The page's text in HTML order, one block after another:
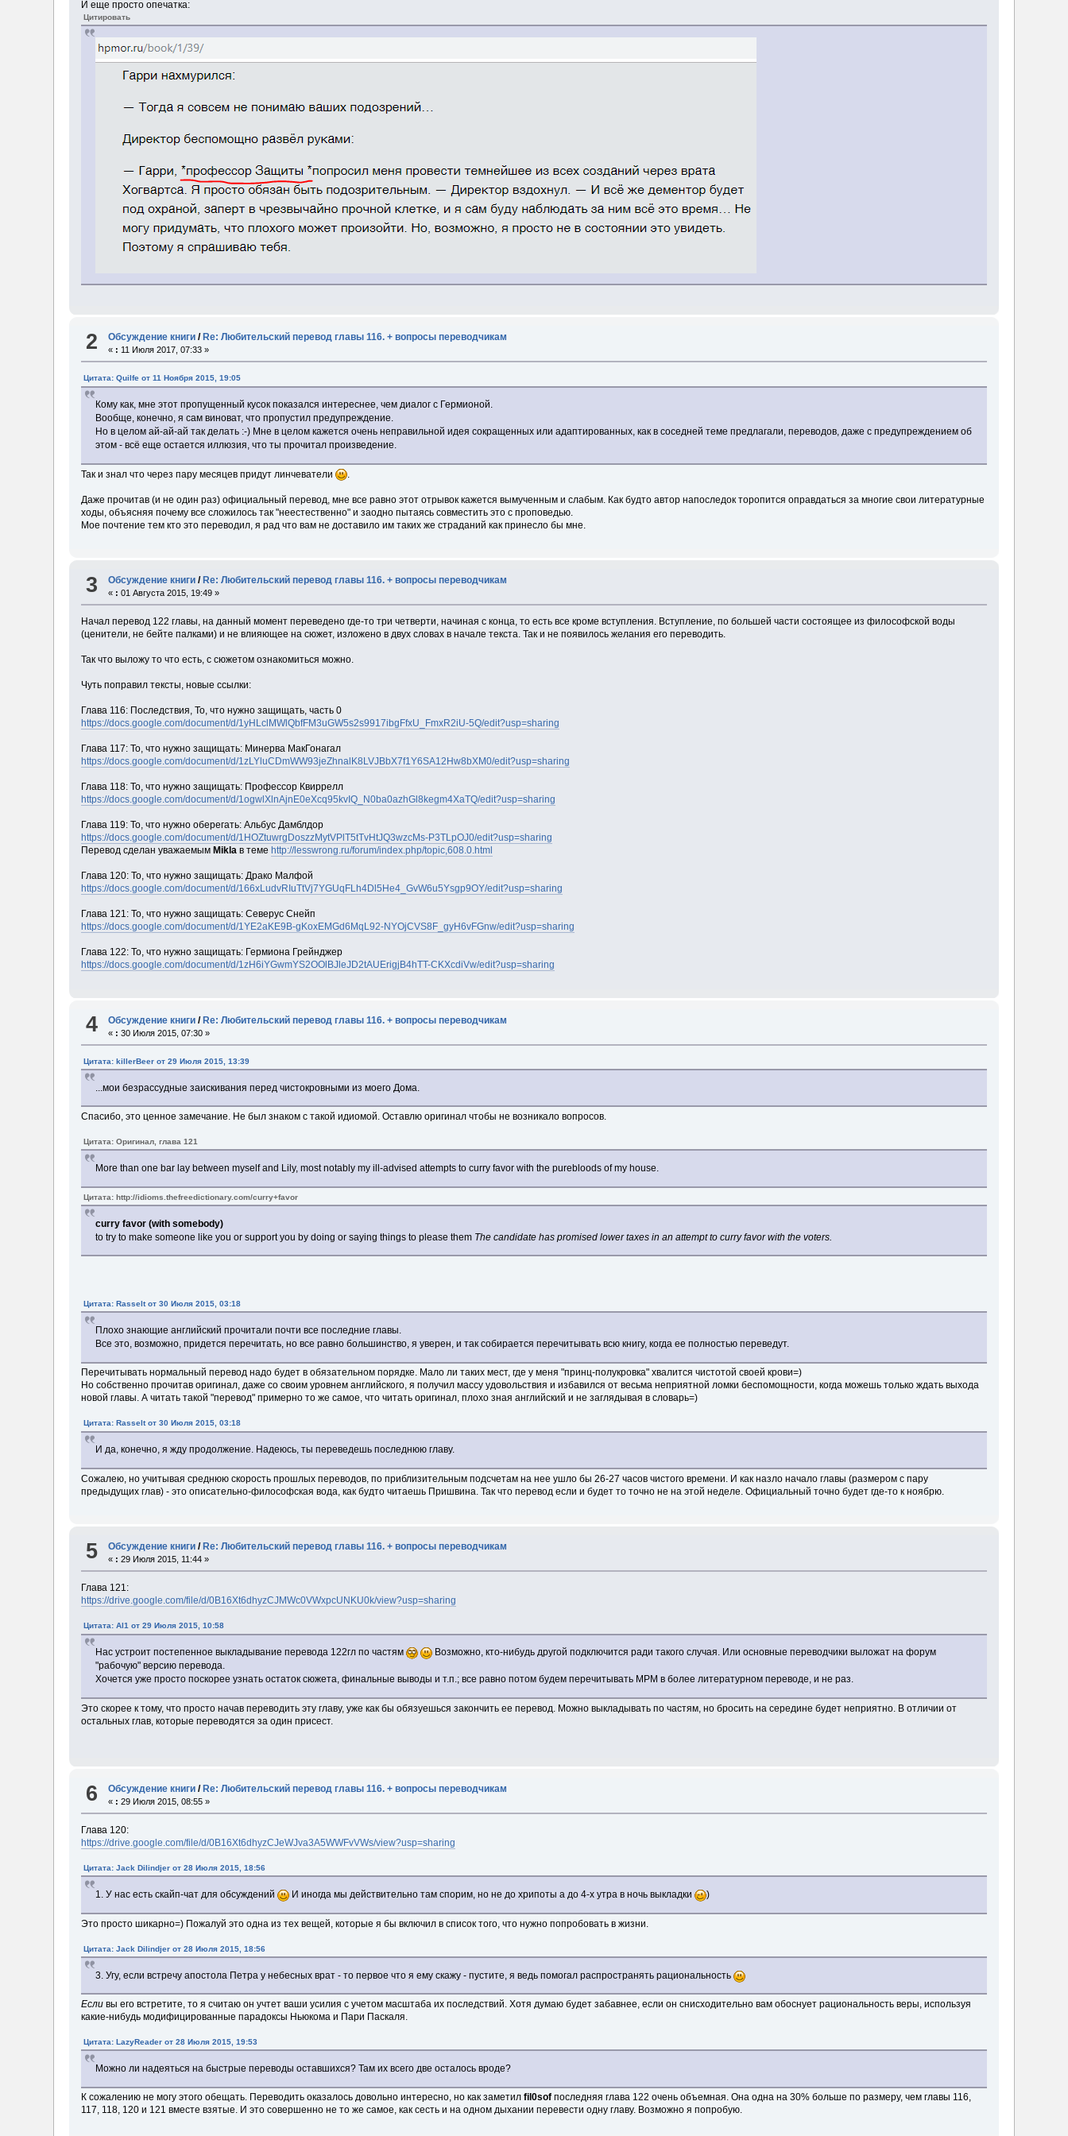
И еще просто опечатка:
Цитировать
2 Обсуждение книги / Re: Любительский перевод главы 116. + вопросы переводчикам
« : 11 Июля 2017, 07:33 »
Цитата: Quilfe от 11 Ноября 2015, 19:05
Кому как, мне этот пропущенный кусок показался интереснее, чем диалог с Гермионой.
Вообще, конечно, я сам виноват, что пропустил предупреждение.
Но в целом ай-ай-ай так делать :-) Мне в целом кажется очень неправильной идея сокращенных или адаптированных, как в соседней теме предлагали, переводов, даже с предупреждением об
этом - всё еще остается иллюзия, что ты прочитал произведение.
Так и знал что через пару месяцев придут линчеватели .
Даже прочитав (и не один раз) официальный перевод, мне все равно этот отрывок кажется вымученным и слабым. Как будто автор напоследок торопится оправдаться за многие свои литературные
ходы, объясняя почему все сложилось так "неестественно" и заодно пытаясь совместить это с проповедью.
Мое почтение тем кто это переводил, я рад что вам не доставило им таких же страданий как принесло бы мне.
3 Обсуждение книги / Re: Любительский перевод главы 116. + вопросы переводчикам
« : 01 Августа 2015, 19:49 »
Начал перевод 122 главы, на данный момент переведено где-то три четверти, начиная с конца, то есть все кроме вступления. Вступление, по большей части состоящее из философской воды
(ценители, не бейте палками) и не влияющее на сюжет, изложено в двух словах в начале текста. Так и не появилось желания его переводить.
Так что выложу то что есть, с сюжетом ознакомиться можно.
Чуть поправил тексты, новые ссылки:
Глава 116: Последствия, То, что нужно защищать, часть 0
https://docs.google.com/document/d/1yHLclMWlQbfFM3uGW5s2s9917ibgFfxU_FmxR2iU-5Q/edit?usp=sharing
Глава 117: То, что нужно защищать: Минерва МакГонагал
https://docs.google.com/document/d/1zLYluCDmWW93jeZhnalK8LVJBbX7f1Y6SA12Hw8bXM0/edit?usp=sharing
Глава 118: То, что нужно защищать: Профессор Квиррелл
https://docs.google.com/document/d/1ogwlXlnAjnE0eXcq95kvIQ_N0ba0azhGl8kegm4XaTQ/edit?usp=sharing
Глава 119: То, что нужно оберегать: Альбус Дамблдор
https://docs.google.com/document/d/1HOZtuwrgDoszzMytVPlT5tTvHtJQ3wzcMs-P3TLpOJ0/edit?usp=sharing
Перевод сделан уважаемым Mikla в теме http://lesswrong.ru/forum/index.php/topic,608.0.html
Глава 120: То, что нужно защищать: Драко Малфой
https://docs.google.com/document/d/166xLudvRIuTtVj7YGUqFLh4Dl5He4_GvW6u5Ysgp9OY/edit?usp=sharing
Глава 121: То, что нужно защищать: Северус Снейп
https://docs.google.com/document/d/1YE2aKE9B-gKoxEMGd6MqL92-NYOjCVS8F_gyH6vFGnw/edit?usp=sharing
Глава 122: То, что нужно защищать: Гермиона Грейнджер
https://docs.google.com/document/d/1zH6iYGwmYS2OOlBJleJD2tAUErigjB4hTT-CKXcdiVw/edit?usp=sharing
4 Обсуждение книги /Re: Любительский перевод главы 116. + вопросы переводчикам
« : 30 Июля 2015, 07:30 »
Цитата: killerBeer от 29 Июля 2015, 13:39
...мои безрассудные заискивания перед чистокровными из моего Дома.
Спасибо, это ценное замечание. Не был знаком с такой идиомой. Оставлю оригинал чтобы не возникало вопросов.
Цитата: Оригинал, глава 121
More than one bar lay between myself and Lily, most notably my ill-advised attempts to curry favor with the purebloods of my house.
Цитата: http://idioms.thefreedictionary.com/curry+favor
curry favor (with somebody)
to try to make someone like you or support you by doing or saying things to please them The candidate has promised lower taxes in an attempt to curry favor with the voters.
Цитата: Rasselt от 30 Июля 2015, 03:18
Плохо знающие английский прочитали почти все последние главы.
Все это, возможно, придется перечитать, но все равно большинство, я уверен, и так собирается перечитывать всю книгу, когда ее полностью переведут.
Перечитывать нормальный перевод надо будет в обязательном порядке. Мало ли таких мест, где у меня "принц-полукровка" хвалится чистотой своей крови=)
Но собственно прочитав оригинал, даже со своим уровнем английского, я получил массу удовольствия и избавился от весьма неприятной ломки беспомощности, когда можешь только ждать выхода
новой главы. А читать такой "перевод" примерно то же самое, что читать оригинал, плохо зная английский и не заглядывая в словарь=)
Цитата: Rasselt от 30 Июля 2015, 03:18
И да, конечно, я жду продолжение. Надеюсь, ты переведешь последнюю главу.
Сожалею, но учитывая среднюю скорость прошлых переводов, по приблизительным подсчетам на нее ушло бы 26-27 часов чистого времени. И как назло начало главы (размером с пару
предыдущих глав) - это описательно-философская вода, как будто читаешь Пришвина. Так что перевод если и будет то точно не на этой неделе. Официальный точно будет где-то к ноябрю.
5 Обсуждение книги / Re: Любительский перевод главы 116. + вопросы переводчикам
« : 29 Июля 2015, 11:44 »
Глава 121:
https://drive.google.com/file/d/0B16Xt6dhyzCJMWc0VWxpcUNKU0k/view?usp=sharing
Цитата: Al1 от 29 Июля 2015, 10:58
Нас устроит постепенное выкладывание перевода 122гл по частям
Возможно, кто-нибудь другой подключится ради такого случая. Или основные переводчики выложат на форум
"рабочую" версию перевода.
Хочется уже просто поскорее узнать остаток сюжета, финальные выводы и т.п.; все равно потом будем перечитывать МРМ в более литературном переводе, и не раз.
Это скорее к тому, что просто начав переводить эту главу, уже как бы обязуешься закончить ее перевод. Можно выкладывать по частям, но бросить на середине будет неприятно. В отличии от
остальных глав, которые переводятся за один присест.
6 Обсуждение книги / Re: Любительский перевод главы 116. + вопросы переводчикам
« : 29 Июля 2015, 08:55 »
Глава 120:
https://drive.google.com/file/d/0B16Xt6dhyzCJeWJva3A5WWFvVWs/view?usp=sharing
Цитата: Jack Dilindjer от 28 Июля 2015, 18:56
1. У нас есть скайп-чат для обсуждений И иногда мы действительно там спорим, но не до хрипоты а до 4-х утра в ночь выкладки )
Это просто шикарно=) Пожалуй это одна из тех вещей, которые я бы включил в список того, что нужно попробовать в жизни.
Цитата: Jack Dilindjer от 28 Июля 2015, 18:56
3. Угу, если встречу апостола Петра у небесных врат - то первое что я ему скажу - пустите, я ведь помогал распространять рациональность
Если вы его встретите, то я считаю он учтет ваши усилия с учетом масштаба их последствий. Хотя думаю будет забавнее, если он снисходительно вам обоснует рациональность веры, используя
какие-нибудь модифицированные парадоксы Ньюкома и Пари Паскаля.
Цитата: LazyReader от 28 Июля 2015, 19:53
Можно ли надеяться на быстрые переводы оставшихся? Там их всего две осталось вроде?
К сожалению не могу этого обещать. Переводить оказалось довольно интересно, но как заметилfil0sof последняя глава 122 очень объемная. Она одна на 30% больше по размеру, чем главы 116,
117, 118, 120 и 121 вместе взятые. И это совершенно не то же самое, как сесть и на одном дыхании перевести одну главу. Возможно я попробую.